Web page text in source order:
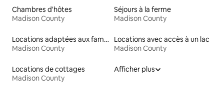
Chambres d'hôtes
Madison County
Séjours à la ferme
Madison County
Locations adaptées aux familles
Madison County
Locations avec accès à un lac
Madison County
Locations de cottages
Madison County
Afficher plus